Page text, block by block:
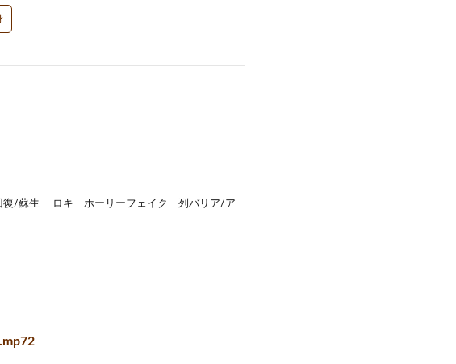
復/蘇生 ロキ ホーリーフェイク 列バリア/ア